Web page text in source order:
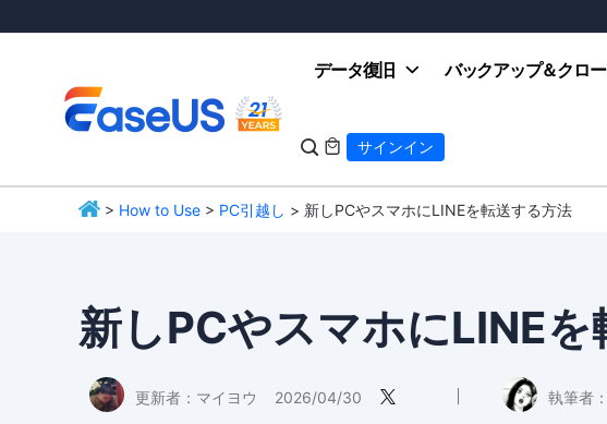
データ復旧 バックアップ＆クロ
  サインイン
> How to Use > PC引越し > 新しPCやスマホにLINEを転送する方法
新しPCやスマホにLINE
更新者： マイヨウ 2026/04/30  執筆者：